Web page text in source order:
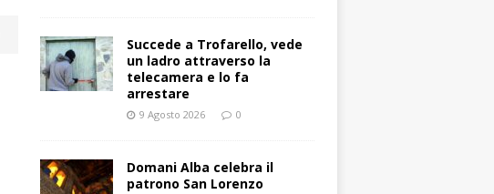
Succede a Trofarello, vede
un ladro attraverso la
telecamera e lo fa
arrestare
9 Agosto 2026 0
Domani Alba celebra il
patrono San Lorenzo